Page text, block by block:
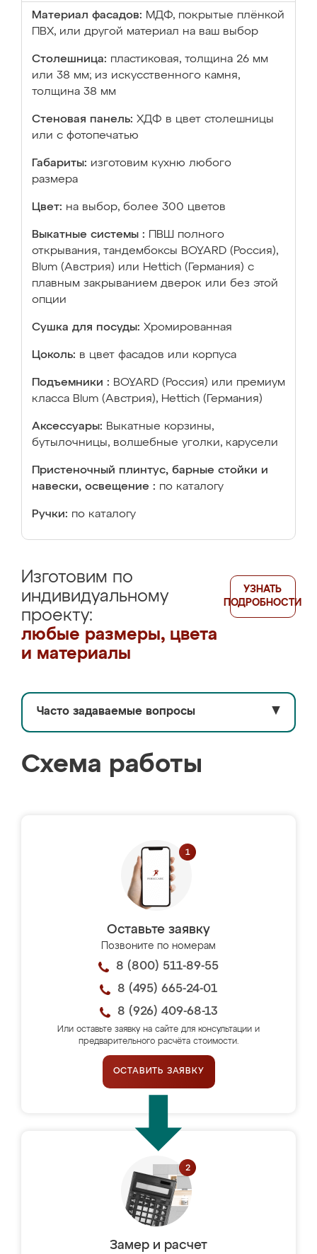
Материал фасадов: МДФ, покрытые плёнкой
ПВХ, или другой материал на ваш выбор
Столешница: пластиковая, толщина 26 мм
или 38 мм; из искусственного камня,
толщина 38 мм
Стеновая панель: ХДФ в цвет столешницы
или с фотопечатью
Габариты: изготовим кухню любого
размера
Цвет: на выбор, более 300 цветов
Выкатные системы :
ПВШ полного
открывания, тандембоксы BOYARD (Россия),
Blum (Австрия) или Hettich (Германия) с
плавным закрыванием дверок или без этой
опции
Сушка для посуды: Хромированная
Цоколь: в цвет фасадов или корпуса
Подъемники : BOYARD (Россия) или премиум
класса Blum (Австрия), Hettich (Германия)
Аксессуары: Выкатные корзины,
бутылочницы, волшебные уголки, карусели
Пристеночный плинтус, барные стойки и
навески, освещение : по каталогу
Ручки: по каталогу
Изготовим по
индивидуальному
проекту:
любые размеры, цвета
и материалы
УЗНАТЬ
ПОДРОБНОСТИ
Часто задаваемые вопросы ▼
Схема работы
Оставьте заявку
Позвоните по номерам
8 (800) 511-89-55
8 (495) 665-24-01
8 (926) 409-68-13
Или оставьте заявку на сайте для консультации и
предварительного расчёта стоимости.
ОСТАВИТЬ ЗАЯВКУ
Замер и расчет